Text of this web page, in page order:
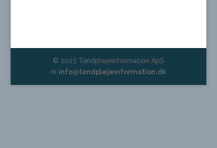
© 2023 Tandplejeinformation ApS
✉ info@tandplejeinformation.dk